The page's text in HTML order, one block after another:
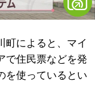
によると、マイ
で住民票などを発
を使っているとい